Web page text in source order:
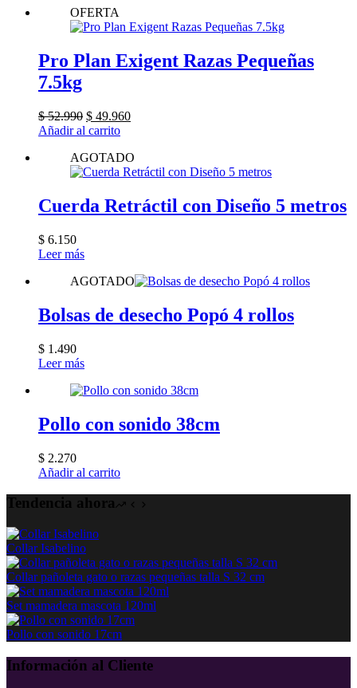
OFERTA
Pro Plan Exigent Razas Pequeñas
7.5kg
$52.990 El
precio
era:
$ 52.990.
$ 49.960El
es:
$ 49.960.
Añadir al carrito
AGOTADO
Cuerda Retráctil con Diseño 5 metros
$ 6.150
Leer más
AGOTADO
Bolsas de desecho Popó 4 rollos
$ 1.490
Leer más
Pollo con sonido 38cm
$ 2.270
Añadir al carrito
Tendencia ahora
Collar Isabelino
Collar pañoleta gato o razas pequeñas talla S 32 cm
Set mamadera mascota 120ml
Pollo con sonido 17cm
Información al Cliente